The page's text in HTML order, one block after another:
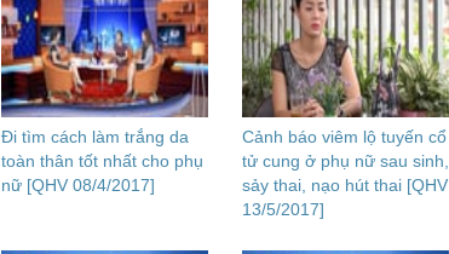
Đi tìm cách làm trắng da
toàn thân tốt nhất cho phụ
nữ [QHV 08/4/2017]
Cảnh báo viêm lộ tuyến cổ
tử cung ở phụ nữ sau sinh,
sảy thai, nạo hút thai [QHV
13/5/2017]